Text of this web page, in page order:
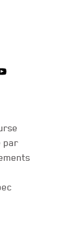
par